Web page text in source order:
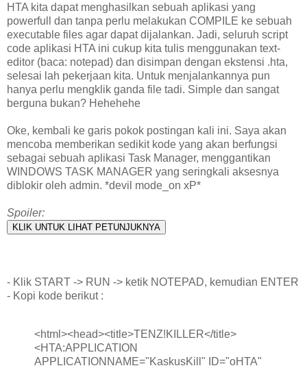
HTA kita dapat menghasilkan sebuah aplikasi yang
powerfull dan tanpa perlu melakukan COMPILE ke sebuah
executable files agar dapat dijalankan. Jadi, seluruh script
code aplikasi HTA ini cukup kita tulis menggunakan text-
editor (baca: notepad) dan disimpan dengan ekstensi .hta,
selesai lah pekerjaan kita. Untuk menjalankannya pun
hanya perlu mengklik ganda file tadi. Simple dan sangat
berguna bukan? Hehehehe
Oke, kembali ke garis pokok postingan kali ini. Saya akan
mencoba memberikan sedikit kode yang akan berfungsi
sebagai sebuah aplikasi Task Manager, menggantikan
WINDOWS TASK MANAGER yang seringkali aksesnya
diblokir oleh admin. *devil mode_on xP*
Spoiler:
- Klik START -> RUN -> ketik NOTEPAD, kemudian ENTER
- Kopi kode berikut :
<html><head><title>TENZ!KILLER</title>
<HTA:APPLICATION
APPLICATIONNAME="KaskusKill" ID="oHTA"